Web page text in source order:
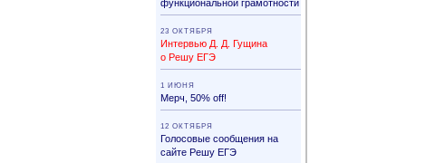
функциональной грамотности
23 ОКТЯБРЯ
Интервью Д. Д. Гущина
о Решу ЕГЭ
1 ИЮНЯ
Мерч, 50% off!
12 ОКТЯБРЯ
Голосовые сообщения на
сайте Решу ЕГЭ